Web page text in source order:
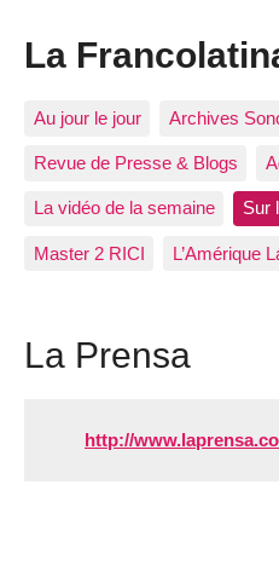
La
Au jour le jour Archives
Revue de Presse & Blogs
La vidéo de la semaine Sur
Master 2 RICI L’Amérique
La Prensa
http://